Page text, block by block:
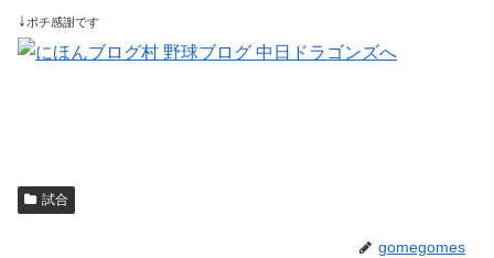
↓ ポチ感謝です
試合
gomegomes